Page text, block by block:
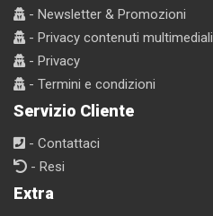
- Newsletter & Promozioni
- Privacy contenuti multimediali
- Privacy
- Termini e condizioni
Servizio Cliente
- Contattaci
- Resi
Extra